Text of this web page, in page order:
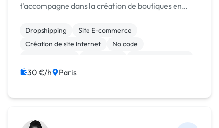
t'accompagne dans la création de boutiques en
Mon objectif : te livrer un site clé en main, aussi es...
Dropshipping
Site E-commerce
Création de site internet
No code
Logo
Mise en page
30 €/h Paris